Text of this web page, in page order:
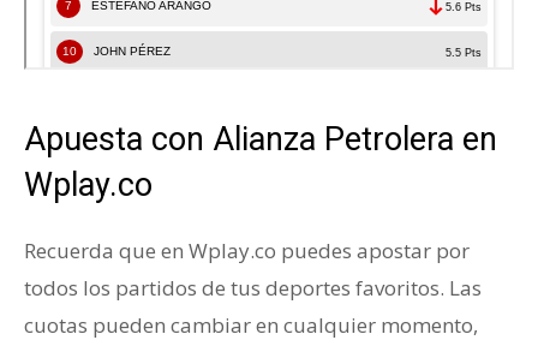
Apuesta con Alianza Petrolera en
Wplay.co
Recuerda que en Wplay.co puedes apostar por
todos los partidos de tus deportes favoritos. Las
cuotas pueden cambiar en cualquier momento,